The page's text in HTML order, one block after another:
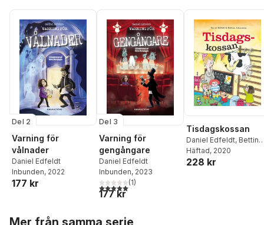
Del 2
Varning för
vålnader
Daniel Edfeldt
Inbunden, 2022
177 kr
Del 3
Varning för
gengångare
Daniel Edfeldt
Inbunden, 2023
5,0utav 5 stjärnor. Totalt antal röster:
(1)
177 kr
Tisdagskossan
Daniel Edfeldt, Bettina
Johansson
Häftad, 2020
228 kr
Mer från samma serie